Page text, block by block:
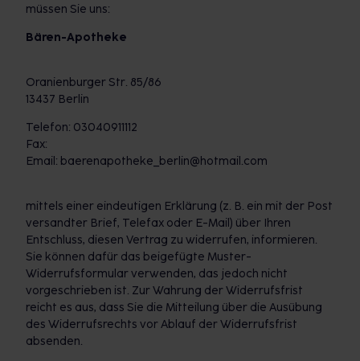
müssen Sie uns:
Bären-Apotheke
Oranienburger Str. 85/86
13437 Berlin
Telefon: 03040911112
Fax:
Email: baerenapotheke_berlin@hotmail.com
mittels einer eindeutigen Erklärung (z. B. ein mit der Post
versandter Brief, Telefax oder E-Mail) über Ihren
Entschluss, diesen Vertrag zu widerrufen, informieren.
Sie können dafür das beigefügte Muster-
Widerrufsformular verwenden, das jedoch nicht
vorgeschrieben ist. Zur Wahrung der Widerrufsfrist
reicht es aus, dass Sie die Mitteilung über die Ausübung
des Widerrufsrechts vor Ablauf der Widerrufsfrist
absenden.